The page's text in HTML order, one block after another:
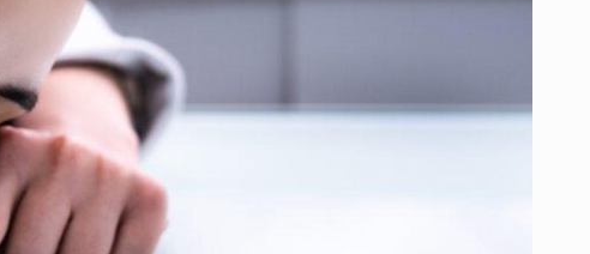
UN